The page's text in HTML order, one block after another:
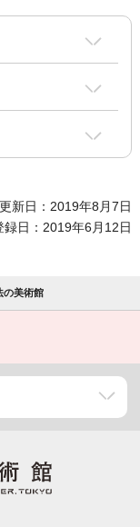
更新日：2019年8月7日
録日：2019年6月12日
の美術館